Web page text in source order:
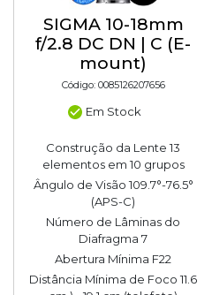
SIGMA 10-18mm
f/2.8 DC DN | C (E-
mount)
Código: 0085126207656
Em Stock
Construção da Lente 13
elementos em 10 grupos
Ângulo de Visão 109.7°-76.5°
(APS-C)
Número de Lâminas do
Diafragma 7
Abertura Mínima F22
Distância Mínima de Foco 11.6